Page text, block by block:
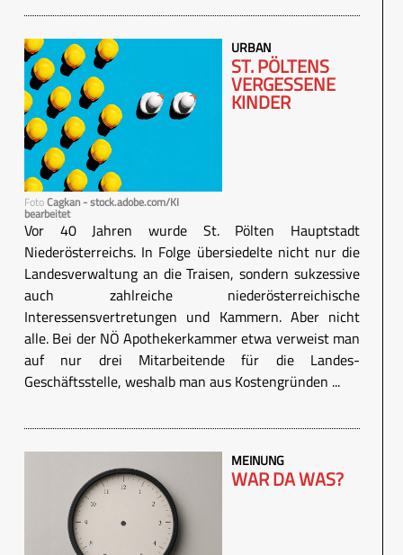
FotoCagkan - stock.adobe.com/KI
bearbeitet
URBAN
ST. PÖLTENS
VERGESSENE
KINDER
Vor 40 Jahren wurde St. Pölten Hauptstadt
Niederösterreichs. In Folge übersiedelte nicht nur die
Landesverwaltung an die Traisen, sondern sukzessive
auch zahlreiche niederösterreichische
Interessensvertretungen und Kammern. Aber nicht
alle. Bei der NÖ Apothekerkammer etwa verweist man
auf nur drei Mitarbeitende für die Landes-
Geschäftsstelle, weshalb man aus Kostengründen ...
MEINUNG
WAR DA WAS?